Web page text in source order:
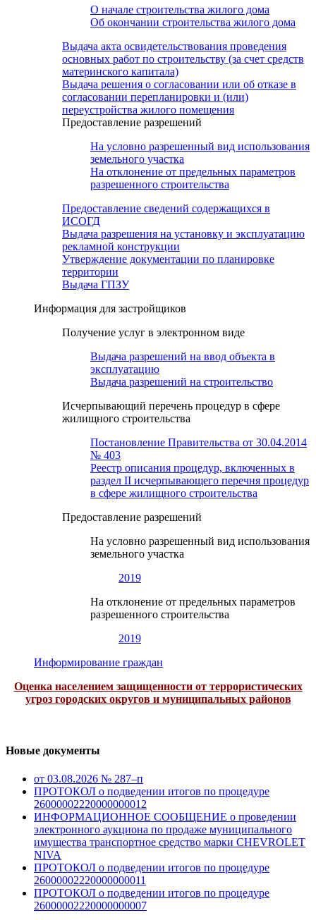
О начале строительства жилого дома
Об окончании строительства жилого дома
Выдача акта освидетельствования проведения
основных работ по строительству (за счет средств
материнского капитала)
Выдача решения о согласовании или об отказе в
согласовании перепланировки и (или)
переустройства жилого помещения
Предоставление разрешений
На условно разрешенный вид использования
земельного участка
На отклонение от предельных параметров
разрешенного строительства
Предоставление сведений содержащихся в
ИСОГД
Выдача разрешения на установку и эксплуатацию
рекламной конструкции
Утверждение документации по планировке
территории
Выдача ГПЗУ
Информация для застройщиков
Получение услуг в электронном виде
Выдача разрешений на ввод объекта в
эксплуатацию
Выдача разрешений на строительство
Исчерпывающий перечень процедур в сфере
жилищного строительства
Постановление Правительства от 30.04.2014
№ 403
Реестр описания процедур, включенных в
раздел II исчерпывающего перечня процедур
в сфере жилищного строительства
Предоставление разрешений
На условно разрешенный вид использования
земельного участка
2019
На отклонение от предельных параметров
разрешенного строительства
2019
Информирование граждан
Оценка населением защищенности от террористических
угроз городских округов и муниципальных районов
Новые документы
от 03.08.2026 № 287–п
ПРОТОКОЛ о подведении итогов по процедуре
26000002220000000012
ИНФОРМАЦИОННОЕ СООБЩЕНИЕ о проведении
электронного аукциона по продаже муниципального
имущества транспортное средство марки CHEVROLET
NIVA
ПРОТОКОЛ о подведении итогов по процедуре
26000002220000000011
ПРОТОКОЛ о подведении итогов по процедуре
26000002220000000007